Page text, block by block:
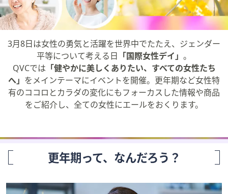
ー
ま
た
は
ッ
チ
デ
で
左
右
ス
3月8日は女性の勇気と活躍を世界中でたたえ、ジェンダー
平等について考える日 「国際女性デイ」 。
QVCでは 「健やかに美しくありたい、すべての女性たち
へ」 をメインテーマにイベントを開催。更年期など女性特
有のココロとカラダの変化にもフォーカスした情報や商品
をご紹介し、全ての女性にエールをおくります。
更年期って、なんだろう？